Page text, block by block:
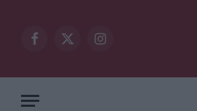
Facebook
X
Instagram